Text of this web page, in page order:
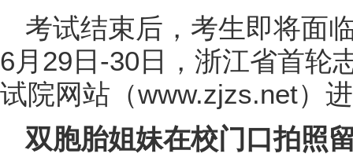
考试结束后，考生即将面
6月29日-30日，浙江省首轮
试院网站（www.zjzs.net）
双胞胎姐妹在校门口拍照